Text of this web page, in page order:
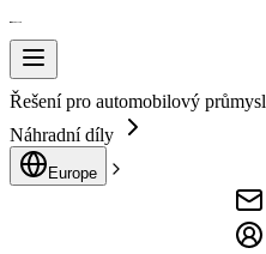
Řešení pro automobilový průmysl
Náhradní díly
Europe